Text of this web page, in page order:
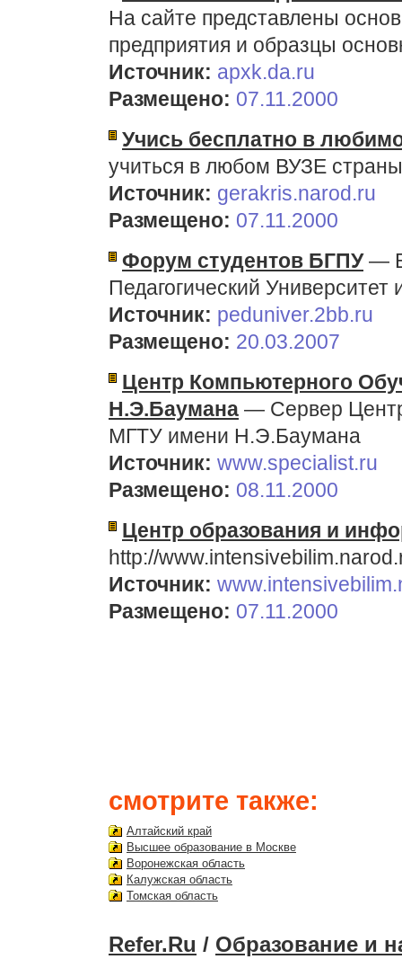
На сайте представлены
предприятия и образцы
Источник: apxk.da.ru
Размещено: 07.11.2000
Учись бесплатно в
учиться в любом ВУЗЕ
Источник: gerakris.narod.ru
Размещено: 07.11.2000
Форум студентов БГПУ—
Педагогический
Источник: peduniver.2bb.ru
Размещено: 20.03.2007
Центр Компьютерного
Н.Э.Баумана — Сервер
МГТУ имени Н.Э.Баумана
Источник: www.specialist.ru
Размещено: 08.11.2000
Центр образования и
http://
Источник:
Размещено: 07.11.2000
смотрите также:
Алтайский край
Высшее образование в Москве
Воронежская область
Калужская область
Томская область
Refer.Ru / Образование и